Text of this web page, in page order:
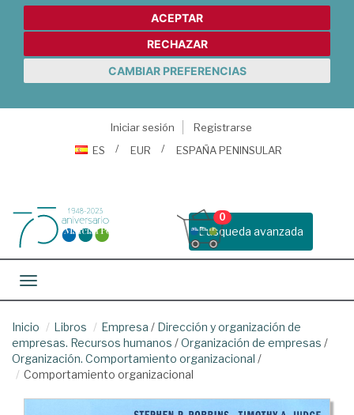
ACEPTAR
RECHAZAR
CAMBIAR PREFERENCIAS
Iniciar sesión
Registrarse
ES
EUR ESPAÑA PENINSULAR
Busqueda avanzada
0
Toggle navigation
Inicio Libros Empresa / Dirección y organización de
empresas. Recursos humanos /Organización de empresas /
Organización. Comportamiento organizacional /
Comportamiento organizacional